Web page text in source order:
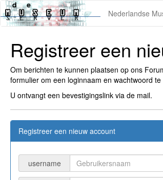
Nederlandse
Registreer een
Om berichten te kunnen plaatsen op ons
formulier om een loginnaam en wachtwoord te
U ontvangt een bevestigingslink via de mail.
Registreer een nieuw account
username